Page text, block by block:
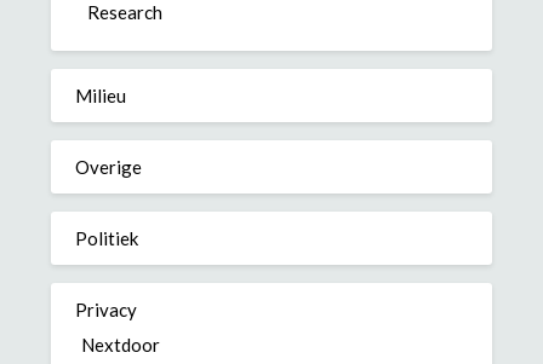
Research
Milieu
Overige
Politiek
Privacy
Nextdoor